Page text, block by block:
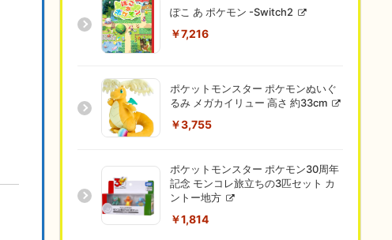
ぽこ あ ポケモン -Switch2
￥7,216
ポケットモンスター ポケモンぬいぐ
るみ メガカイリュー 高さ 約33cm
￥3,755
ポケットモンスター ポケモン30周年
記念 モンコレ旅立ちの3匹セット カ
ントー地方
￥1,814